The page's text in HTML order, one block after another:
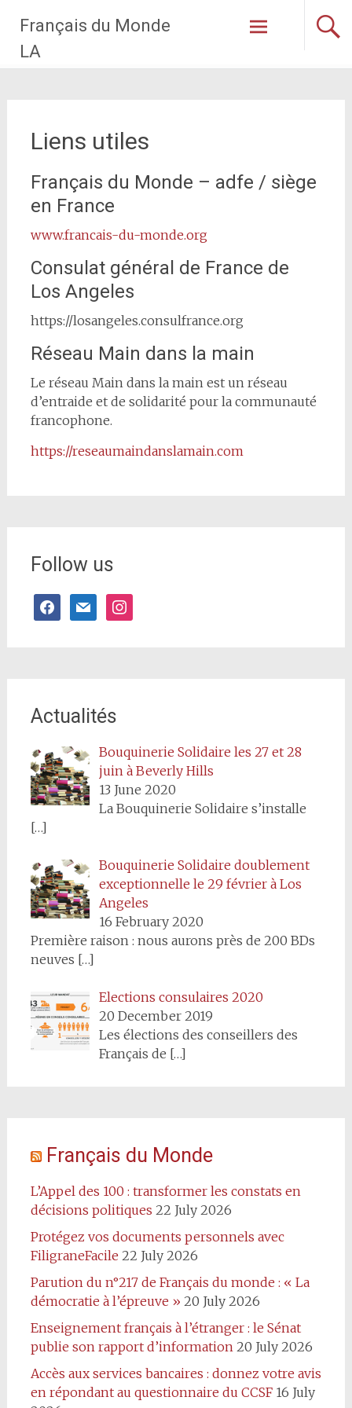
content
Français du Monde
LA
Liens utiles
Français du Monde – adfe / siège
en France
www.francais-du-monde.org
Consulat général de France de
Los Angeles
https://losangeles.consulfrance.org
Réseau Main dans la main
Le réseau Main dans la main est un réseau
d’entraide et de solidarité pour la communauté
francophone.
https://reseaumaindanslamain.com
Follow us
facebook
mail instagram
Actualités
Bouquinerie Solidaire les 27 et 28
juin à Beverly Hills
13 June 2020
La Bouquinerie Solidaire s’installe
[…]
Bouquinerie Solidaire doublement
exceptionnelle le 29 février à Los
Angeles
16 February 2020
Première raison : nous aurons près de 200 BDs
neuves […]
Elections consulaires 2020
20 December 2019
Les élections des conseillers des
Français de […]
Français du Monde
L’Appel des 100 : transformer les constats en
décisions politiques 22 July 2026
Protégez vos documents personnels avec
FiligraneFacile 22 July 2026
Parution du n°217 de Français du monde : « La
démocratie à l’épreuve » 20 July 2026
Enseignement français à l’étranger : le Sénat
publie son rapport d’information 20 July 2026
Accès aux services bancaires : donnez votre avis
en répondant au questionnaire du CCSF 16 July